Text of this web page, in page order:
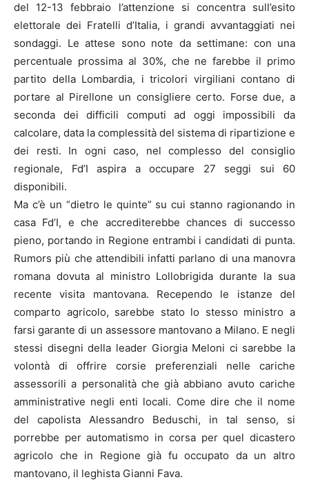
del 12-13 febbraio l’attenzione si concentra sull’esito
elettorale dei Fratelli d’Italia, i grandi avvantaggiati nei
sondaggi. Le attese sono note da settimane: con una
percentuale prossima al 30%, che ne farebbe il primo
partito della Lombardia, i tricolori virgiliani contano di
portare al Pirellone un consigliere certo. Forse due, a
seconda dei difficili computi ad oggi impossibili da
calcolare, data la complessità del sistema di ripartizione e
dei resti. In ogni caso, nel complesso del consiglio
regionale, Fd’I aspira a occupare 27 seggi sui 60
disponibili.
Ma c’è un “dietro le quinte” su cui stanno ragionando in
casa Fd’I, e che accrediterebbe chances di successo
pieno, portando in Regione entrambi i candidati di punta.
Rumors più che attendibili infatti parlano di una manovra
romana dovuta al ministro Lollobrigida durante la sua
recente visita mantovana. Recependo le istanze del
comparto agricolo, sarebbe stato lo stesso ministro a
farsi garante di un assessore mantovano a Milano. E negli
stessi disegni della leader Giorgia Meloni ci sarebbe la
volontà di offrire corsie preferenziali nelle cariche
assessorili a personalità che già abbiano avuto cariche
amministrative negli enti locali. Come dire che il nome
del capolista Alessandro Beduschi, in tal senso, si
porrebbe per automatismo in corsa per quel dicastero
agricolo che in Regione già fu occupato da un altro
mantovano, il leghista Gianni Fava.